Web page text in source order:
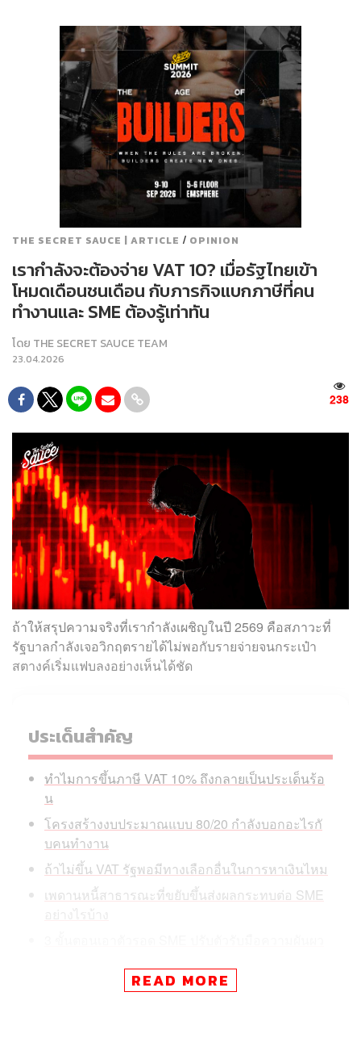
THE SECRET SAUCE | ARTICLE / OPINION
เรากำลังจะต้องจ่าย VAT 10? เมื่อรัฐไทยเข้า
โหมดเดือนชนเดือน กับภารกิจแบกภาษีที่คน
ทำงานและ SME ต้องรู้เท่าทัน
โดย THE SECRET SAUCE TEAM
23.04.2026
238
ถ้าให้สรุปความจริงที่เรากำลังเผชิญในปี 2569 คือสภาวะที่
รัฐบาลกำลังเจอวิกฤตรายได้ไม่พอกับรายจ่ายจนกระเป๋า
สตางค์เริ่มแฟบลงอย่างเห็นได้ชัด
ประเด็นสำคัญ
ทำไมการขึ้นภาษี VAT 10% ถึงกลายเป็นประเด็นร้อ
น
โครงสร้างงบประมาณแบบ 80/20 กำลังบอกอะไรกั
บคนทำงาน
ถ้าไม่ขึ้น VAT รัฐพอมีทางเลือกอื่นในการหาเงินไหม
เพดานหนี้สาธารณะที่ขยับขึ้นส่งผลกระทบต่อ SME
READ MORE